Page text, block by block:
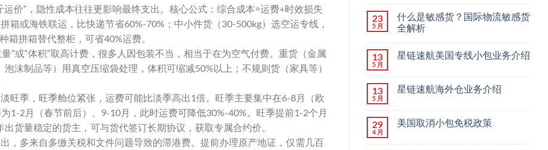
价”，隐性成本往往更影响最终支出。核心公式：综合成本=运费+时效损失
箱或海铁联运，比快递节省60%-70%；中小件货（30-500kg）选空运专线，
拼箱替代整柜，可省40%运费。
”或“体积”取高计费，很多人因包装不当，相当于在为空气付费。重货（金属
沫制品等）用真空压缩袋处理，体积可缩减50%以上；不规则货（家具等）
旺季，旺季舱位紧张，运费可能比淡季高出1倍。旺季主要集中在6-8月（欧
1-2月（春节前后）、9-10月，此时运费可降低30%-40%。旺季提前1-2个月
货量稳定的货主，可与货代签订长期协议，获取专属合约价。
，多来自多缴关税和文件问题导致的滞港费。提前办理原产地证，仅需几百
23
5 月
什么是敏感货？国际物流敏感货
全解析
13
5 月
星链速航美国专线小包业务介绍
13
5 月
星链速航海外仓业务介绍
29
4 月
美国取消小包免税政策